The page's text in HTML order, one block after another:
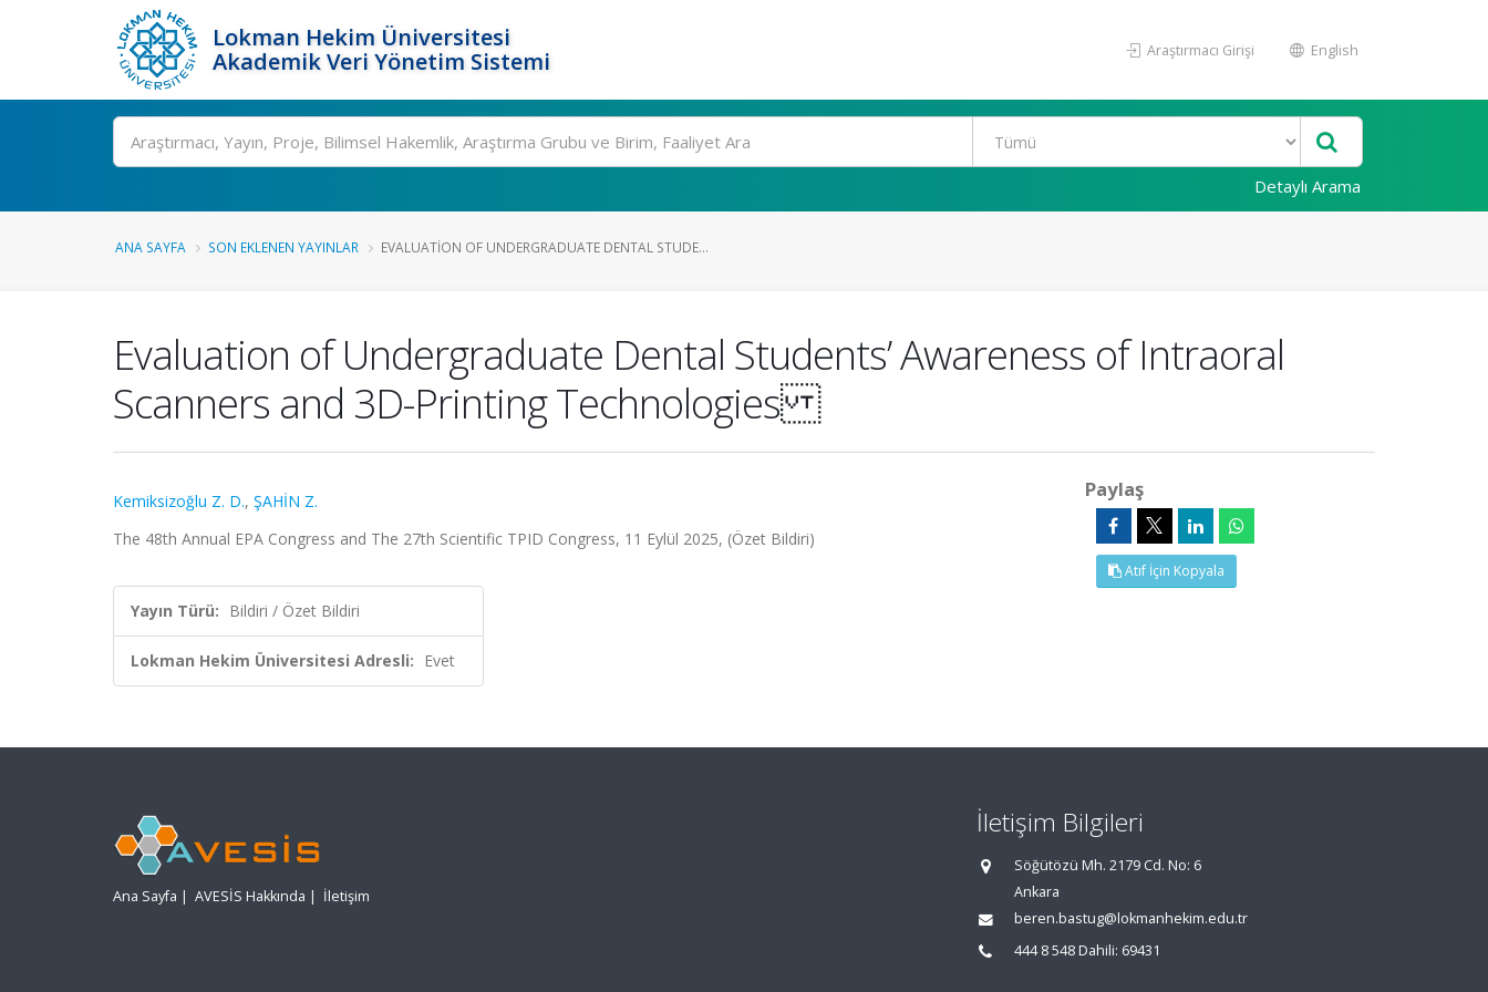
Lokman Hekim Üniversitesi
Akademik Veri Yönetim Sistemi
Araştırmacı Girişi English
Ara
Detaylı Arama
ANA SAYFA SON EKLENEN YAYINLAR EVALUATION OF UNDERGRADUATE DENTAL STUDE...
Evaluation of Undergraduate Dental Students’ Awareness of Intraoral
Scanners and 3D-Printing Technologies
Kemiksizoğlu Z. D., ŞAHİN Z.
The 48th Annual EPA Congress and The 27th Scientific TPID Congress, 11 Eylül 2025, (Özet Bildiri)
Yayın Türü: Bildiri / Özet Bildiri
Lokman Hekim Üniversitesi Adresli: Evet
Paylaş
Atıf İçin Kopyala
Ana Sayfa | AVESİS Hakkında | İletişim
İletişim Bilgileri
Söğütözü Mh. 2179 Cd. No: 6
Ankara
beren.bastug@lokmanhekim.edu.tr
444 8 548 Dahili: 69431